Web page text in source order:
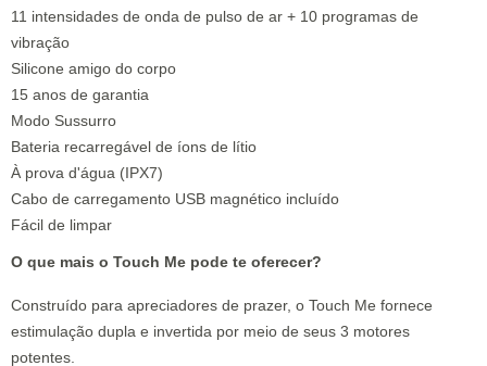
11 intensidades de onda de pulso de ar + 10 programas de
vibração
Silicone amigo do corpo
15 anos de garantia
Modo Sussurro
Bateria recarregável de íons de lítio
À prova d'água (IPX7)
Cabo de carregamento USB magnético incluído
Fácil de limpar
O que mais o Touch Me pode te oferecer?
Construído para apreciadores de prazer, o Touch Me fornece
estimulação dupla e invertida por meio de seus 3 motores
potentes.